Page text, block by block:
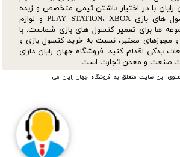
این سایت متعلق به فروشگاه جهان رایان می
رایان با در اختیار داشتن تیمی متخصص و زبده
در امور تعمیرات انواع کنسول های بازی PLAY STATION، XBOX و لوازم
ها برای تعمیر کنسول های بازی شماست. با
و مجوزهای معتبر، نسبت به خرید کنسول بازی و
یدکی اقدام کنید. فروشگاه جهان رایان دارای
صنعت و معدن تجارت است.